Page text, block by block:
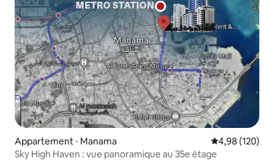
Appartement ⋅ Manama Évaluation
4,98 (120)
Sky High Haven : vue panoramique au 35e étage